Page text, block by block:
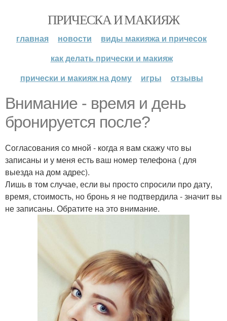
ПРИЧЕСКА И МАКИЯЖ
главная новости
виды макияжа и причесок
как делать прически и макияж
прически и макияж на дому
игры отзывы
Внимание - время и день
бронируется после?
Согласования со мной - когда я вам скажу что вы
записаны и у меня есть ваш номер телефона ( для
выезда на дом адрес).
Лишь в том случае, если вы просто спросили про дату,
время, стоимость, но бронь я не подтвердила - значит вы
не записаны. Обратите на это внимание.